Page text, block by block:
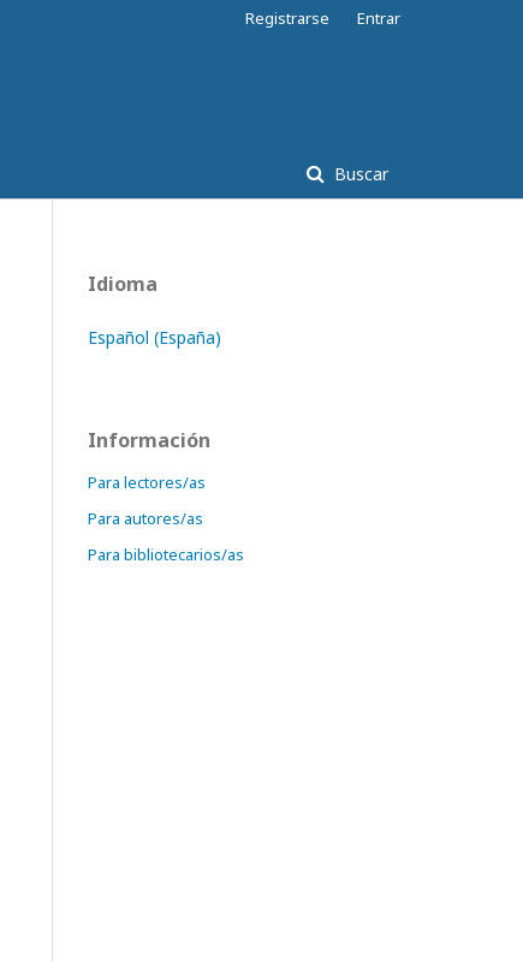
Buscar
Registrarse Entrar
Idioma
Español (España)
Información
Para lectores/as
Para autores/as
Para bibliotecarios/as